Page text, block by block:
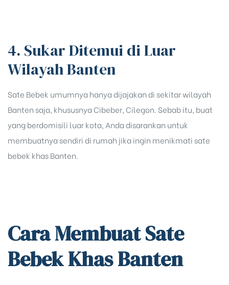
4. Sukar Ditemui di Luar
Wilayah Banten
Sate Bebek umumnya hanya dijajakan di sekitar wilayah
Banten saja, khususnya Cibeber, Cilegon. Sebab itu, buat
yang berdomisili luar kota, Anda disarankan untuk
membuatnya sendiri di rumah jika ingin menikmati sate
bebek khas Banten.
Cara Membuat Sate
Bebek Khas Banten